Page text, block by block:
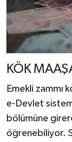
KÖK
Emekli zammı
e-Devlet
bölümüne
öğrenebiliyor.